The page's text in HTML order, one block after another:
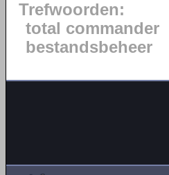
Trefwoorden:
total commander
bestandsbeheer